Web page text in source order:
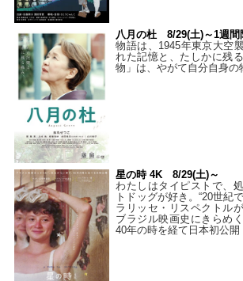
八月の杜 8/29(土)～1週間
物語は、1945年東京大空
れた記憶と、たしかに残
物」は、やがて自分自身の
星の時 4K 8/29(土)～
わたしはタイピストで、
トドッグが好き。“20世紀
ラリッセ・リスペクトル
ブラジル映画史にきらめ
40年の時を経て⽇本初公開